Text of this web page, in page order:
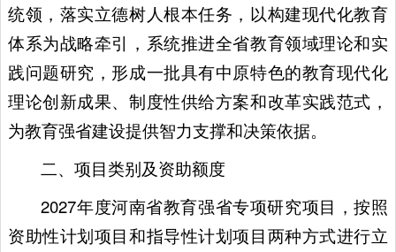
统领，落实立德树人根本任务，以构建现代化教育
体系为战略牵引，系统推进全省教育领域理论和实
践问题研究，形成一批具有中原特色的教育现代化
理论创新成果、制度性供给方案和改革实践范式，
为教育强省建设提供智力支撑和决策依据。
二、项目类别及资助额度
2027年度河南省教育强省专项研究项目，按照
资助性计划项目和指导性计划项目两种方式进行立